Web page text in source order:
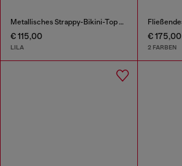
Metallisches Strappy-Bikini-Top mit Blumenprint
€ 115,00
LILA
€ 175,00
2 FARBEN